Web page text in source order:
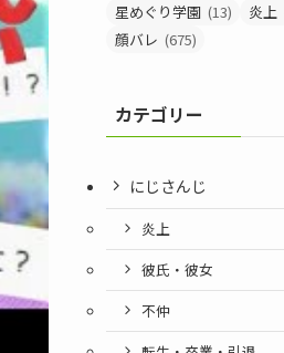
星めぐり学園 (13) 炎上
顔バレ (675)
カテゴリー
にじさんじ
炎上
彼氏・彼女
不仲